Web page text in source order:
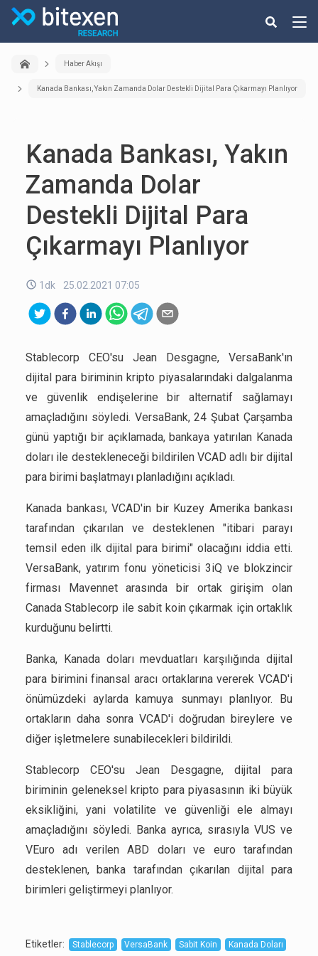
Haber Akışı
Kanada Bankası, Yakın Zamanda Dolar Destekli Dijital Para Çıkarmayı Planlıyor
Kanada Bankası, Yakın
Zamanda Dolar
Destekli Dijital Para
Çıkarmayı Planlıyor
1dk 25.02.2021 07:05
Stablecorp CEO'su Jean Desgagne, VersaBank'ın
dijital para biriminin kripto piyasalarındaki dalgalanma
ve güvenlik endişelerine bir alternatif sağlamayı
amaçladığını söyledi. VersaBank, 24 Şubat Çarşamba
günü yaptığı bir açıklamada, bankaya yatırılan Kanada
doları ile destekleneceği bildirilen VCAD adlı bir dijital
para birimi başlatmayı planladığını açıkladı.
Kanada bankası, VCAD'in bir Kuzey Amerika bankası
tarafından çıkarılan ve desteklenen "itibari parayı
temsil eden ilk dijital para birimi" olacağını iddia etti.
VersaBank, yatırım fonu yöneticisi 3iQ ve blokzincir
firması Mavennet arasında bir ortak girişim olan
Canada Stablecorp ile sabit koin çıkarmak için ortaklık
kurduğunu belirtti.
Banka, Kanada doları mevduatları karşılığında dijital
para birimini finansal aracı ortaklarına vererek VCAD'i
önümüzdeki aylarda kamuya sunmayı planlıyor. Bu
ortakların daha sonra VCAD'i doğrudan bireylere ve
diğer işletmelere sunabilecekleri bildirildi.
Stablecorp CEO'su Jean Desgagne, dijital para
biriminin geleneksel kripto para piyasasının iki büyük
eksikliğini, yani volatilite ve güvenliği ele almayı
amaçladığını söyledi. Banka ayrıca, sırasıyla VUS ve
VEuro adı verilen ABD doları ve euro tarafından
desteklenen, banka tarafından çıkarılan dijital para
birimleri geliştirmeyi planlıyor.
Etiketler: Stablecorp VersaBank Sabit Koin Kanada Doları